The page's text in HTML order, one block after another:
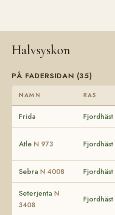
Halvsyskon
PÅ FADERSIDAN (35)
NAMN RAS
Frida Fjordhäst
Atle N 973 Fjordhäst
Sebra N 4008 Fjordhäst
Seterjenta N
3408
Fjordhäst